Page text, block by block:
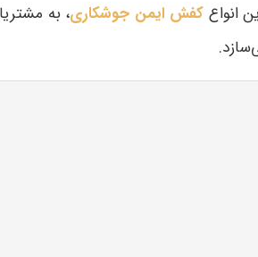
انواع کفش ایمن جوشکاری، به
.